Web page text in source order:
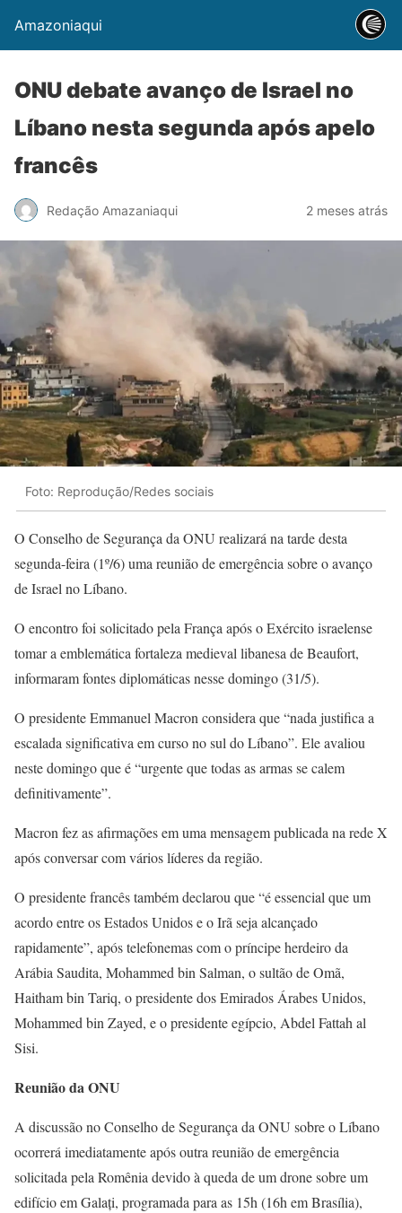
Amazoniaqui
ONU debate avanço de Israel no
Líbano nesta segunda após apelo
francês
Redação Amazaniaqui 2 meses atrás
Foto: Reprodução/Redes sociais
O Conselho de Segurança da ONU realizará na tarde desta
segunda-feira (1º/6) uma reunião de emergência sobre o avanço
de Israel no Líbano.
O encontro foi solicitado pela França após o Exército israelense
tomar a emblemática fortaleza medieval libanesa de Beaufort,
informaram fontes diplomáticas nesse domingo (31/5).
O presidente Emmanuel Macron considera que “nada justifica a
escalada significativa em curso no sul do Líbano”. Ele avaliou
neste domingo que é “urgente que todas as armas se calem
definitivamente”.
Macron fez as afirmações em uma mensagem publicada na rede X
após conversar com vários líderes da região.
O presidente francês também declarou que “é essencial que um
acordo entre os Estados Unidos e o Irã seja alcançado
rapidamente”, após telefonemas com o príncipe herdeiro da
Arábia Saudita, Mohammed bin Salman, o sultão de Omã,
Haitham bin Tariq, o presidente dos Emirados Árabes Unidos,
Mohammed bin Zayed, e o presidente egípcio, Abdel Fattah al
Sisi.
Reunião da ONU
A discussão no Conselho de Segurança da ONU sobre o Líbano
ocorrerá imediatamente após outra reunião de emergência
solicitada pela Romênia devido à queda de um drone sobre um
edifício em Galați, programada para as 15h (16h em Brasília),